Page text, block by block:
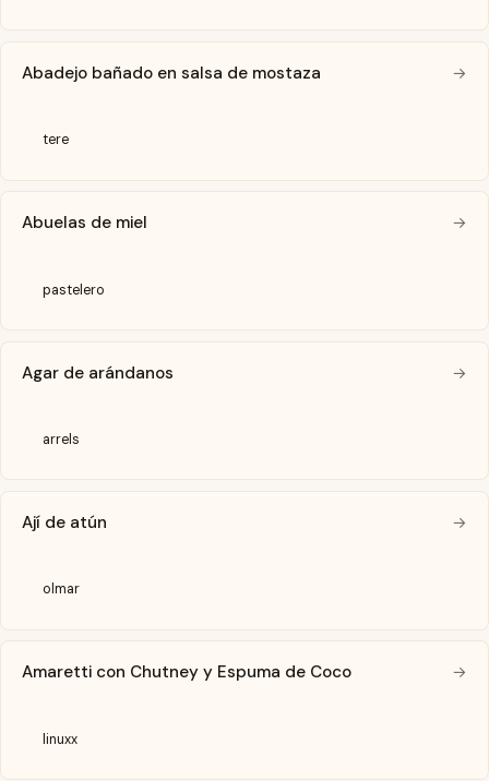
Abadejo bañado en salsa de mostaza →
tere
Abuelas de miel →
pastelero
Agar de arándanos →
arrels
Ají de atún →
olmar
Amaretti con Chutney y Espuma de Coco →
linuxx